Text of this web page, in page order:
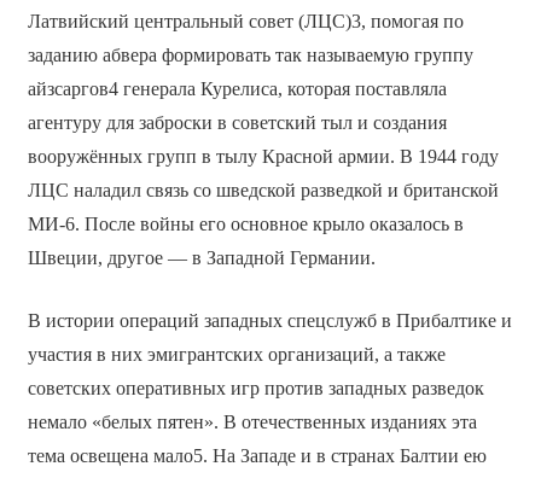
Латвийский центральный совет (ЛЦС)3, помогая по
заданию абвера формировать так называемую группу
айзсаргов4 генерала Курелиса, которая поставляла
агентуру для заброски в советский тыл и создания
вооружённых групп в тылу Красной армии. В 1944 году
ЛЦС наладил связь со шведской разведкой и британской
МИ-6. После войны его основное крыло оказалось в
Швеции, другое — в Западной Германии.
В истории операций западных спецслужб в Прибалтике и
участия в них эмигрантских организаций, а также
советских оперативных игр против западных разведок
немало «белых пятен». В отечественных изданиях эта
тема освещена мало5. На Западе и в странах Балтии ею